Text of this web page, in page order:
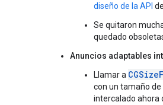
diseño de la API
Se quitaron
quedado
Anuncios adaptables
Llamar a
con un tamaño
intercalado ahora